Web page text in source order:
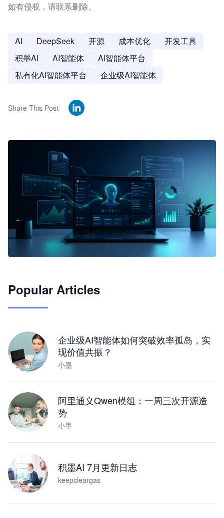
如有侵权，请联系删除。
AI DeepSeek 开源 成本优化
开发工具
积墨AI
AI智能体
AI智能体平台
私有化AI智能体平台
企业级AI智能体
Share This Post
JimoClaw 桌面 AI Agent 工作台
Popular Articles
企业级AI智能体如何突破效率孤岛，实
现价值共振？
小墨
阿里通义Qwen模组：一周三次开源造
势
小墨
积墨AI 7月更新日志
keepcleargas